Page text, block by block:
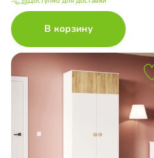
В корзину